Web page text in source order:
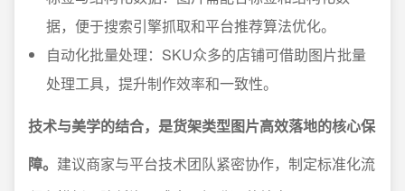
据，便于搜索引擎抓取和平台推荐算法优化。
自动化批量处理：SKU众多的店铺可借助图片批量
处理工具，提升制作效率和一致性。
技术与美学的结合，是货架类型图片高效落地的核心保
障。 建议商家与平台技术团队紧密协作，制定标准化流